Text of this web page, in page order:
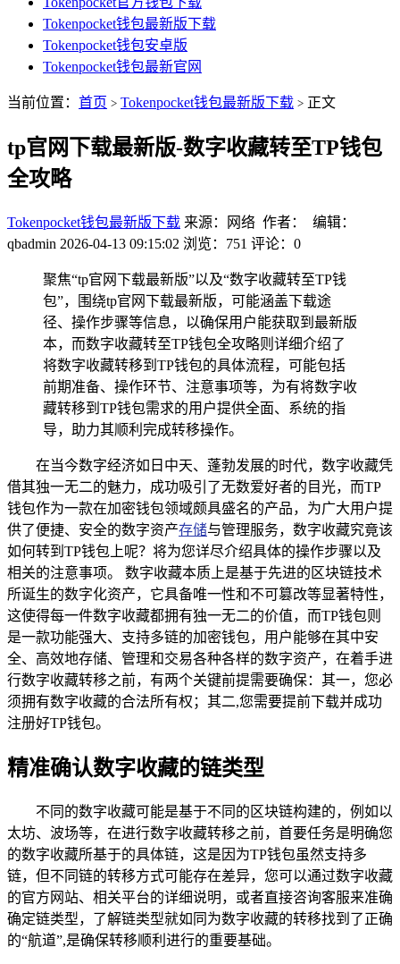
Tokenpocket钱包最新版下载
Tokenpocket钱包安卓版
Tokenpocket钱包最新官网
当前位置： 首页 > Tokenpocket钱包最新版下载 > 正文
tp官网下载最新版-数字收藏转至TP钱包
全攻略
Tokenpocket钱包最新版下载 来源：网络 作者： 编辑：
qbadmin 2026-04-13 09:15:02 浏览：751 评论：0
聚焦“tp官网下载最新版”以及“数字收藏转至TP钱
包”，围绕tp官网下载最新版，可能涵盖下载途
径、操作步骤等信息，以确保用户能获取到最新版
本，而数字收藏转至TP钱包全攻略则详细介绍了
将数字收藏转移到TP钱包的具体流程，可能包括
前期准备、操作环节、注意事项等，为有将数字收
藏转移到TP钱包需求的用户提供全面、系统的指
导，助力其顺利完成转移操作。
在当今数字经济如日中天、蓬勃发展的时代，数字收藏凭
借其独一无二的魅力，成功吸引了无数爱好者的目光，而TP
钱包作为一款在加密钱包领域颇具盛名的产品，为广大用户提
供了便捷、安全的数字资产存储与管理服务，数字收藏究竟该
如何转到TP钱包上呢？将为您详尽介绍具体的操作步骤以及
相关的注意事项。 数字收藏本质上是基于先进的区块链技术
所诞生的数字化资产，它具备唯一性和不可篡改等显著特性，
这使得每一件数字收藏都拥有独一无二的价值，而TP钱包则
是一款功能强大、支持多链的加密钱包，用户能够在其中安
全、高效地存储、管理和交易各种各样的数字资产，在着手进
行数字收藏转移之前，有两个关键前提需要确保：其一，您必
须拥有数字收藏的合法所有权；其二,您需要提前下载并成功
注册好TP钱包。
精准确认数字收藏的链类型
不同的数字收藏可能是基于不同的区块链构建的，例如以
太坊、波场等，在进行数字收藏转移之前，首要任务是明确您
的数字收藏所基于的具体链，这是因为TP钱包虽然支持多
链，但不同链的转移方式可能存在差异，您可以通过数字收藏
的官方网站、相关平台的详细说明，或者直接咨询客服来准确
确定链类型，了解链类型就如同为数字收藏的转移找到了正确
的“航道”,是确保转移顺利进行的重要基础。